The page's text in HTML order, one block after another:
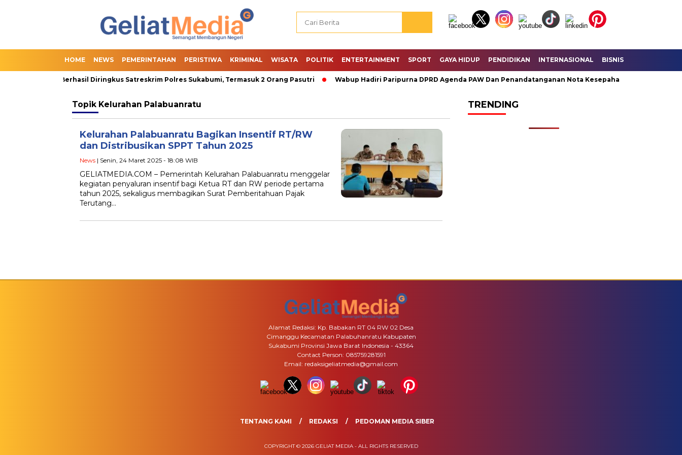
HOME NEWS PEMERINTAHAN PERISTIWA KRIMINAL WISATA POLITIK ENTERTAINMENT SPORT GAYA HIDUP PENDIDIKAN INTERNASIONAL BISNIS
Online Slot Berhasil Diringkus Satreskrim Polres Sukabumi, Termasuk 2 Orang Pasutri Wabup Hadiri Paripurna DPRD Agenda PAW Dan Penandatanganan Nota Kesepahaman KUA – PPAS
Topik Kelurahan Palabuanratu
Kelurahan Palabuanratu Bagikan Insentif RT/RW
dan Distribusikan SPPT Tahun 2025
News | Senin, 24 Maret 2025 - 18:08 WIB
GELIATMEDIA.COM – Pemerintah Kelurahan Palabuanratu menggelar
kegiatan penyaluran insentif bagi Ketua RT dan RW periode pertama
tahun 2025, sekaligus membagikan Surat Pemberitahuan Pajak
Terutang…
TRENDING
Alamat Redaksi: Kp. Babakan RT 04 RW 02 Desa
Cimanggu Kecamatan Palabuhanratu Kabupaten
Sukabumi Provinsi Jawa Barat Indonesia - 43364
Contact Person: 085759281591
Email: redaksigeliatmedia@gmail.com
TENTANG KAMI REDAKSI PEDOMAN MEDIA SIBER
COPYRIGHT © 2026 GELIAT MEDIA - ALL RIGHTS RESERVED